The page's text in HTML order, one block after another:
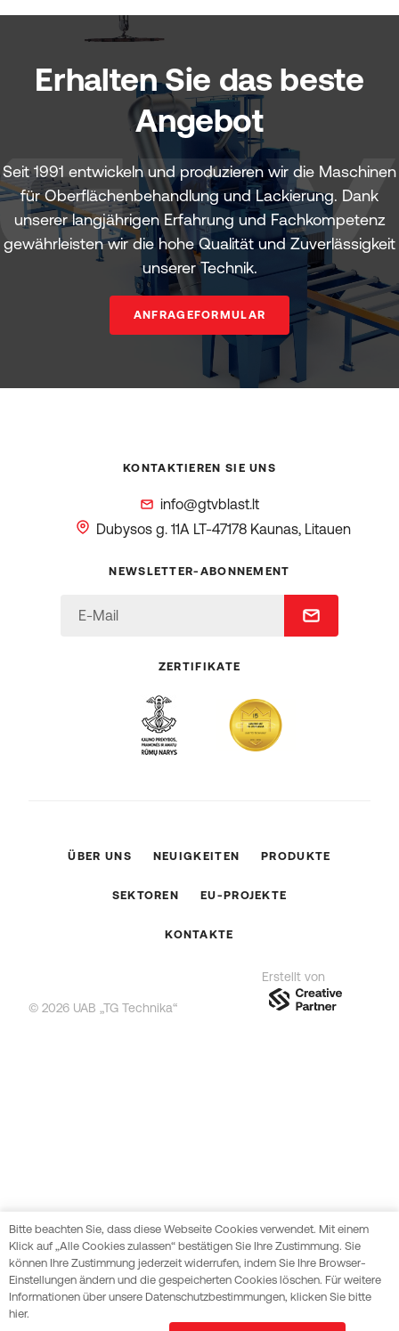
Erhalten Sie das beste
Angebot
Seit 1991 entwickeln und produzieren wir die Maschinen
für Oberflächenbehandlung und Lackierung. Dank
unserer langjährigen Erfahrung und Fachkompetenz
gewährleisten wir die hohe Qualität und Zuverlässigkeit
unserer Technik.
ANFRAGEFORMULAR
KONTAKTIEREN SIE UNS
info@gtvblast.lt
Dubysos g. 11A LT-47178 Kaunas, Litauen
NEWSLETTER-ABONNEMENT
ZERTIFIKATE
© 2026 UAB „TG Technika“
ÜBER UNS NEUIGKEITEN PRODUKTE
SEKTOREN EU-PROJEKTE
KONTAKTE
Erstellt von
Bitte beachten Sie, dass diese Webseite Cookies verwendet. Mit einem
Klick auf „Alle Cookies zulassen“ bestätigen Sie Ihre Zustimmung. Sie
können Ihre Zustimmung jederzeit widerrufen, indem Sie Ihre Browser-
Einstellungen ändern und die gespeicherten Cookies löschen. Für weitere
Informationen über unsere Datenschutzbestimmungen, klicken Sie bitte
hier.